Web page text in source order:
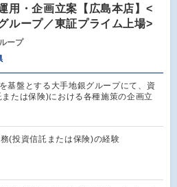
用・企画立案【広島本店】<
ループ／東証プライム上場>
ープ
基盤とする大手地銀グループにて、資
たは保険)における各種施策の企画立
務(投資信託または保険)の経験